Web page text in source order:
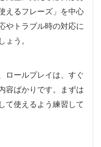
えるフレーズ」を中心
やトラブル時の対応に
ょう。
ロールプレイは、すぐ
容ばかりです。まずは
て使えるよう練習して